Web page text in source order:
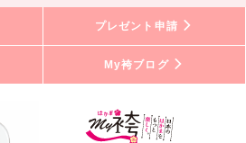
プレゼント申請
My袴ブログ